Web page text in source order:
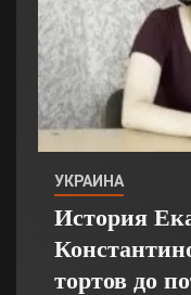
УКРАИНА
История
тортов до